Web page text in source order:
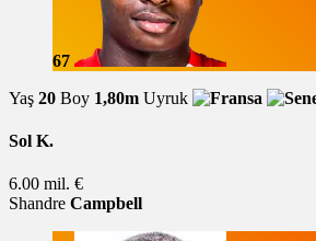
67
Yaş 20 Boy 1,80m Uyruk
Sol K.
6.00 mil. €
Shandre Campbell